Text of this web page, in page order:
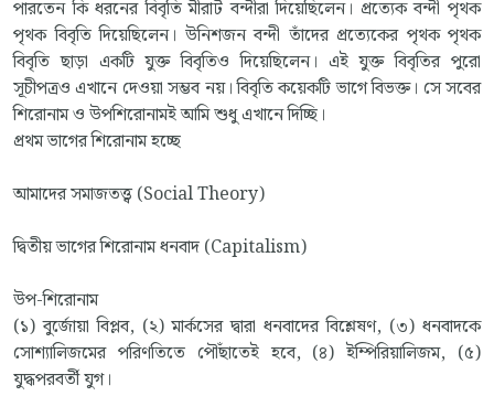
পারতেন কি ধরনের বিবৃতি মীরাট বন্দীরা দিয়েছিলেন। প্রত্যেক বন্দী পৃথক
পৃথক বিবৃতি দিয়েছিলেন। উনিশজন বন্দী তাঁদের প্রত্যেকের পৃথক পৃথক
বিবৃতি ছাড়া একটি যুক্ত বিবৃতিও দিয়েছিলেন। এই যুক্ত বিবৃতির পুরো
সূচীপত্রও এখানে দেওয়া সম্ভব নয়। বিবৃতি কয়েকটি ভাগে বিভক্ত। সে সবের
শিরোনাম ও উপশিরোনামই আমি শুধু এখানে দিচ্ছি।
প্রথম ভাগের শিরোনাম হচ্ছে
আমাদের সমাজতত্ত্ব (Social Theory)
দ্বিতীয় ভাগের শিরোনাম ধনবাদ (Capitalism)
উপ-শিরোনাম
(১) বুর্জোয়া বিপ্লব, (২) মার্কসের দ্বারা ধনবাদের বিশ্লেষণ, (৩) ধনবাদকে
সোশ্যালিজমের পরিণতিতে পৌঁছাতেই হবে, (৪) ইম্পিরিয়ালিজম, (৫)
যুদ্ধপরবর্তী যুগ।